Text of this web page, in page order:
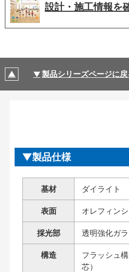
設計・施工情報を
製品シリーズページに戻
製品仕様
基材 ダイライト
表面 オレフィン
採光部 透明強化ガ
構造
フラッシュ
芯）